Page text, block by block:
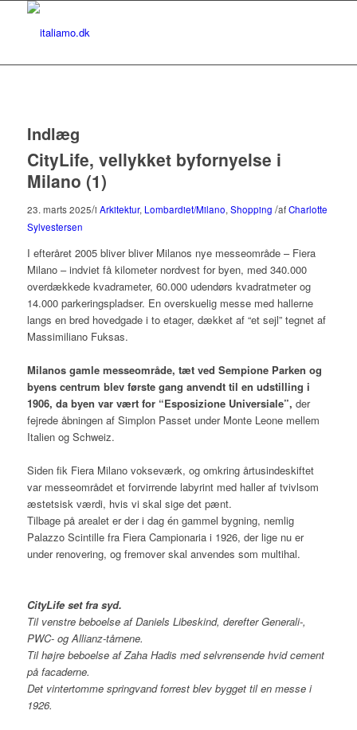
Indlæg
CityLife, vellykket byfornyelse i
Milano (1)
23. marts 2025/i Arkitektur, Lombardiet/Milano, Shopping /afCharlotte
Sylvestersen
I efteråret 2005 bliver bliver Milanos nye messeområde – Fiera
Milano – indviet få kilometer nordvest for byen, med 340.000
overdækkede kvadrameter, 60.000 udendørs kvadratmeter og
14.000 parkeringspladser. En overskuelig messe med hallerne
langs en bred hovedgade i to etager, dækket af “et sejl” tegnet af
Massimiliano Fuksas.
Milanos gamle messeområde, tæt ved Sempione Parken og
byens centrum blev første gang anvendt til en udstilling i
1906, da byen var vært for “Esposizione Universiale”, der
fejrede åbningen af Simplon Passet under Monte Leone mellem
Italien og Schweiz.
Siden fik Fiera Milano vokseværk, og omkring årtusindeskiftet
var messeområdet et forvirrende labyrint med haller af tvivlsom
æstetsisk værdi, hvis vi skal sige det pænt.
Tilbage på arealet er der i dag én gammel bygning, nemlig
Palazzo Scintille fra Fiera Campionaria i 1926, der lige nu er
under renovering, og fremover skal anvendes som multihal.
CityLife set fra syd.
Til venstre beboelse af Daniels Libeskind, derefter Generali-,
PWC- og Allianz-tårnene.
Til højre beboelse af Zaha Hadis med selvrensende hvid cement
på facaderne.
Det vintertomme springvand forrest blev bygget til en messe i
1926.